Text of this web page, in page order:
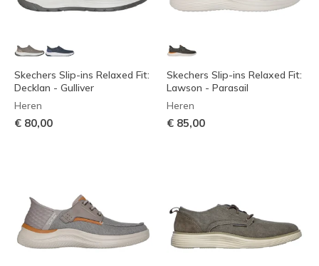
Skechers Slip-ins Relaxed Fit:
Decklan - Gulliver
Heren
€ 80,00
Skechers Slip-ins Relaxed Fit:
Lawson - Parasail
Heren
€ 85,00